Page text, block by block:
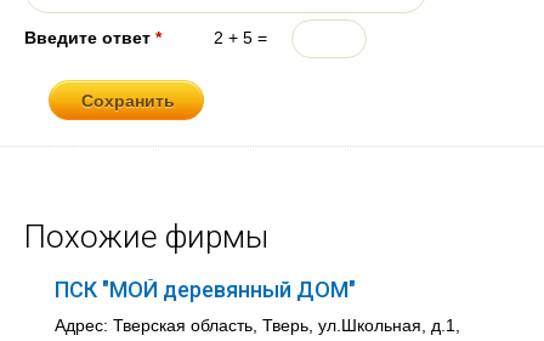
Введите ответ * 2 + 5 =
Похожие фирмы
ПСК "МОЙ деревянный ДОМ"
Адрес: Тверская область, Тверь, ул.Школьная, д.1,